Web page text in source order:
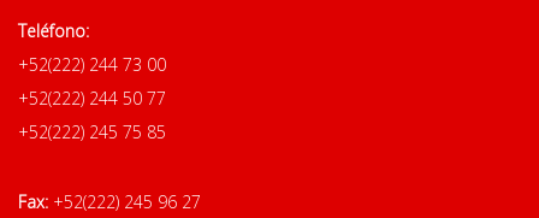
Teléfono:
+52(222) 244 73 00
+52(222) 244 50 77
+52(222) 245 75 85
Fax: +52(222) 245 96 27